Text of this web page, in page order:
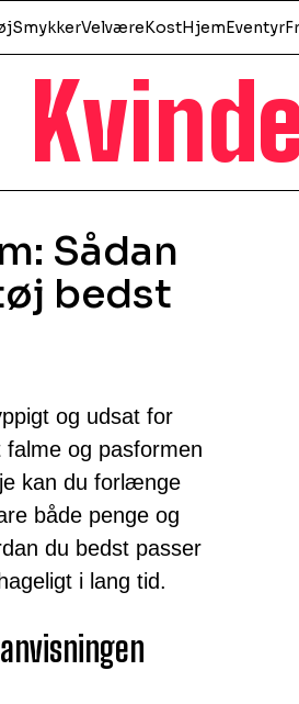
SmykkerVelværeKostHjemEventyr
Sådan
bedst
og udsat for
og pasformen
kan du forlænge
både penge og
du bedst passer
i lang tid.